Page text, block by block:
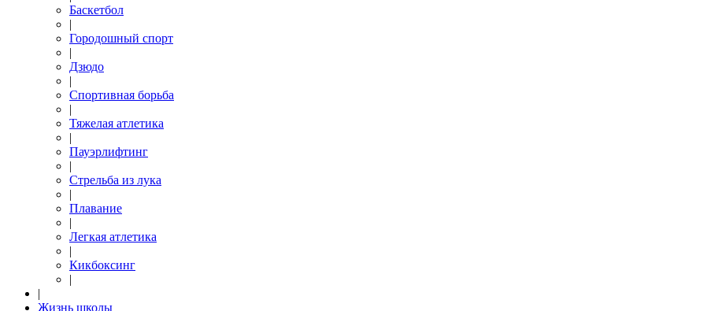
Баскетбол
|
Городошный спорт
|
Дзюдо
|
Спортивная борьба
|
Тяжелая атлетика
|
Пауэрлифтинг
|
Стрельба из лука
|
Плавание
|
Легкая атлетика
|
Кикбоксинг
|
|
Жизнь школы